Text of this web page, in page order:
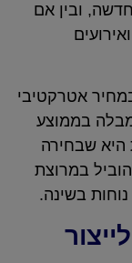
ובין אם
אטרקטיבי
בממוצע
היא שבחירה
במרוצת
בשינה.